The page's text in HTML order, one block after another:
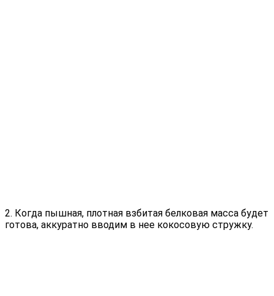
2. Когда пышная, плотная взбитая белковая масса будет
готова, аккуратно вводим в нее кокосовую стружку.